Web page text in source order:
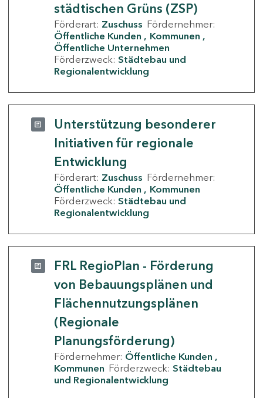
städtischen Grüns (ZSP)
Förderart: Zuschuss Fördernehmer:
Öffentliche Kunden
Kommunen
Öffentliche Unternehmen
Förderzweck: Städtebau und
Regionalentwicklung
Unterstützung besonderer
Initiativen für regionale
Entwicklung
Förderart: Zuschuss Fördernehmer:
Öffentliche Kunden
Kommunen
Förderzweck: Städtebau und
Regionalentwicklung
FRL RegioPlan - Förderung
von Bebauungsplänen und
Flächennutzungsplänen
(Regionale
Planungsförderung)
Fördernehmer: Öffentliche Kunden
Kommunen Förderzweck: Städtebau
und Regionalentwicklung